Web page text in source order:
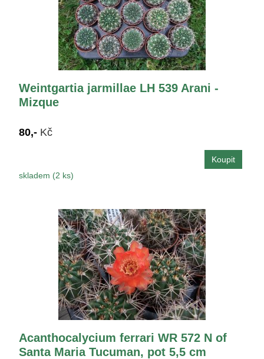
Weintgartia jarmillae LH 539 Arani -
Mizque
80,- Kč
skladem (2 ks)
Acanthocalycium ferrari WR 572 N of
Santa Maria Tucuman, pot 5,5 cm